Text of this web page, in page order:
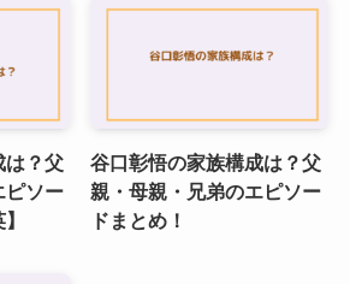
は？父
ピソー
谷口彰悟の家族構成は？父
親・母親・兄弟のエピソー
ドまとめ！